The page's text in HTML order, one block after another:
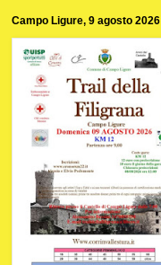
Campo Ligure, 9 agosto 2026